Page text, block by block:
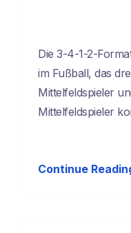
Die 3-4-1-2-
im Fußball, das
Mittelfeldspieler
Mittelfeldspieler
Continue